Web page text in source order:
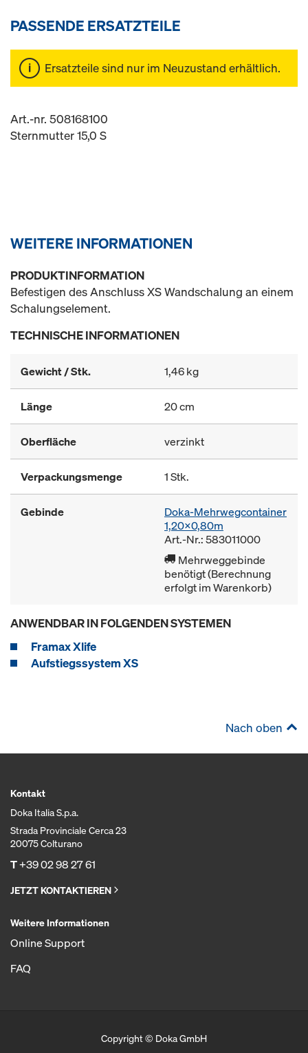
PASSENDE ERSATZTEILE
Ersatzteile sind nur im Neuzustand erhältlich.
Art.-nr. 508168100
Sternmutter 15,0 S
WEITERE INFORMATIONEN
PRODUKTINFORMATION
Befestigen des Anschluss XS Wandschalung an einem
Schalungselement.
TECHNISCHE INFORMATIONEN
Gewicht / Stk. 1,46 kg
Länge 20 cm
Oberfläche verzinkt
Verpackungsmenge 1 Stk.
Gebinde
Doka-Mehrwegcontainer
1,20x0,80m
Art.-Nr.: 583011000
Mehrweggebinde
benötigt (Berechnung
erfolgt im Warenkorb)
ANWENDBAR IN FOLGENDEN SYSTEMEN
Framax Xlife
Aufstiegssystem XS
Nach oben
Kontakt
Doka Italia S.p.a.
Strada Provinciale Cerca 23
20075 Colturano
T+39 02 98 27 61
JETZT KONTAKTIEREN
Weitere Informationen
Online Support
FAQ
Copyright © Doka GmbH